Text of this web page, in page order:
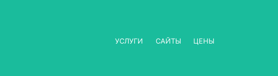
УСЛУГИ САЙТЫ ЦЕНЫ